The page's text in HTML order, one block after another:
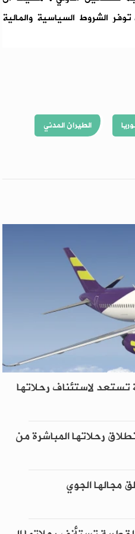
الشروط السياسية والمالية
الطيران المدني
لاستئناف رحلاتها
رحلاتها المباشرة من
مجالها الجوي